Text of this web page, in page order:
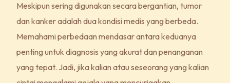
Meskipun sering digunakan secara bergantian, tumor
dan kanker adalah dua kondisi medis yang berbeda.
Memahami perbedaan mendasar antara keduanya
penting untuk diagnosis yang akurat dan penanganan
yang tepat. Jadi, jika kalian atau seseorang yang kalian